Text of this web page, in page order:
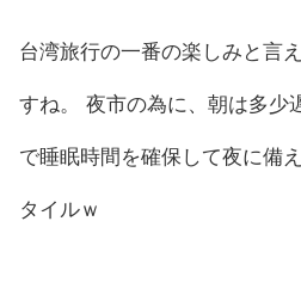
台湾旅行の一番の楽しみと言
すね。 夜市の為に、朝は多少
で睡眠時間を確保して夜に備
タイルｗ